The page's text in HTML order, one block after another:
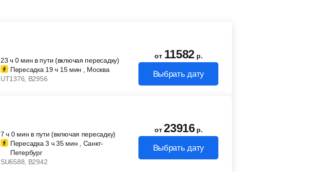
23ч0 мин в пути (включая пересадку)
Пересадка 19ч 15 мин , Москва
UT1376 , B2956
от 11582 р.
Выбрать дату
7ч 0 мин в пути (включая пересадку)
Пересадка 3 ч35 мин , Санкт-
Петербург
SU6588 , B2942
от23916 р.
Выбрать дату